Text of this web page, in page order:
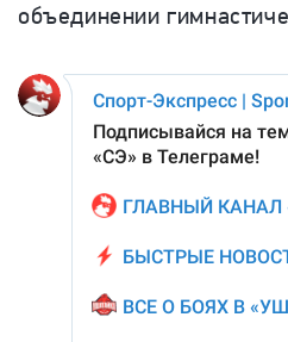
объединении